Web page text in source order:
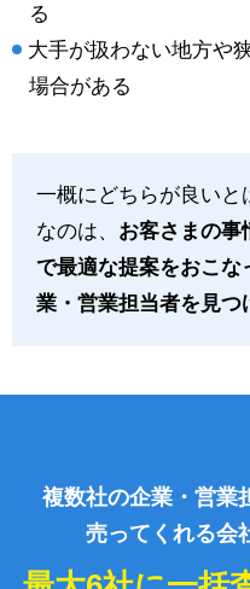
る
大手が扱わない地方や
場合がある
一概にどちらが良いと
なのは、 お客さまの事
で最適な提案をおこ
業・営業担当者を見つ
複数社の企業・営業
売ってくれる会